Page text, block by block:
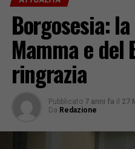
Borgosesia:
Mamma e del
ringrazia
Pubblicato 7 anni fa il 27
Da Redazione